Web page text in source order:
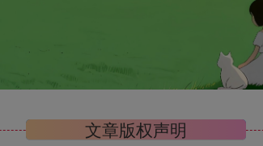
文章版权声明